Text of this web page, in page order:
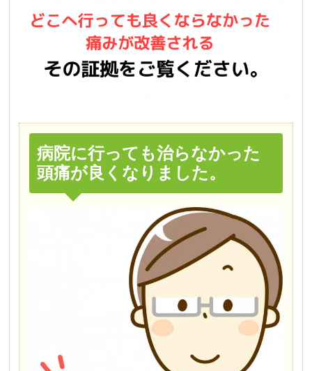
病院に行っても治らなかった
頭痛が良くなりました。